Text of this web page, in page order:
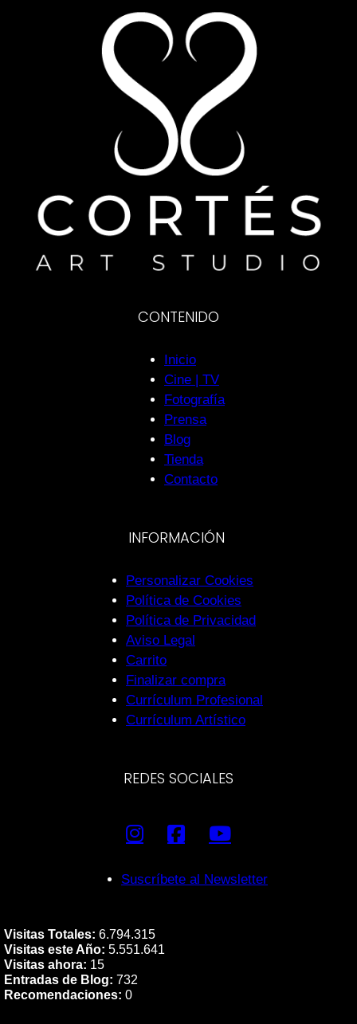
CONTENIDO
Inicio
Cine | TV
Fotografía
Prensa
Blog
Tienda
Contacto
INFORMACIÓN
Personalizar Cookies
Política de Cookies
Política de Privacidad
Aviso Legal
Carrito
Finalizar compra
Currículum Profesional
Currículum Artístico
REDES SOCIALES
Suscríbete al Newsletter
Visitas Totales: 6.794.315
Visitas este Año: 5.551.641
Visitas ahora: 15
Entradas de Blog: 732
Recomendaciones: 0